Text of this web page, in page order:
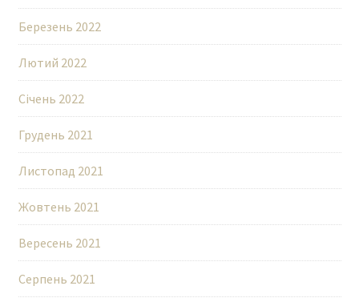
Березень 2022
Лютий 2022
Січень 2022
Грудень 2021
Листопад 2021
Жовтень 2021
Вересень 2021
Серпень 2021